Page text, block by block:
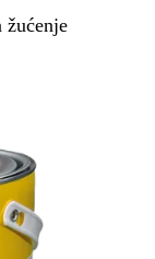
žućenje